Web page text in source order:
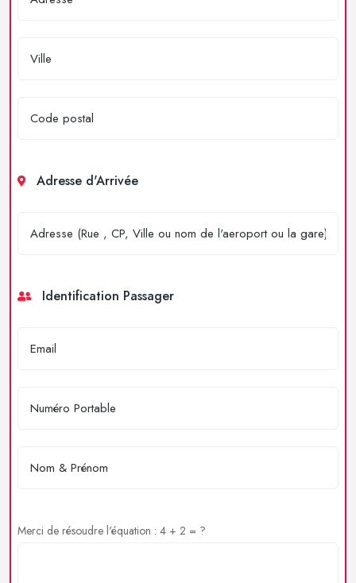
Adresse d'Arrivée
Identification Passager
Merci de résoudre l'équation : 4 + 2 = ?